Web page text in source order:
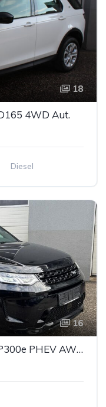
18
4WD Aut.
Diesel
16
Land Rover Discovery Sport P300e PHEV AWD R-Dynamic SE Aut.